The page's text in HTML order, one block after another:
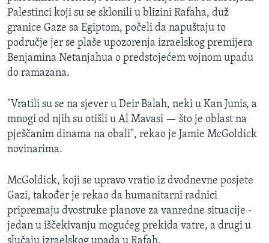
Palestinci koji su se sklonili u blizini Rafaha, duž
granice Gaze sa Egiptom, počeli da napuštaju to
područje jer se plaše upozorenja izraelskog premijera
Benjamina Netanjahua o predstojećem vojnom upadu
do ramazana.
"Vratili su se na sjever u Deir Balah, neki u Kan Junis, a
mnogi od njih su otišli u Al Mavasi — što je oblast na
pješčanim dinama na obali", rekao je Jamie McGoldick
novinarima.
McGoldick, koji se upravo vratio iz dvodnevne posjete
Gazi, također je rekao da humanitarni radnici
pripremaju dvostruke planove za vanredne situacije -
jedan u iščekivanju mogućeg prekida vatre, a drugi u